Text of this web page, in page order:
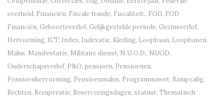
overheid, Financiën, Fiscale fraude, Fiscaliteit., FOD, FOD
Financiën, Geboorteverlof, Gelijkgestelde periode, Gezinsverlof,
Hervorming, ICT, Index, Indexatie, Kleding, Loopbaan, Loopbanen,
Malus, Manifestatie, Militaire dienst, N.U.O.D., NUOD,
Ouderschapsverlof, P&O, pensioen, Pensioenen,
Pensioenhervorming, Pensioenmalus, Programmawet, Rampzalig,
Rechten, Recuperatie, Reserveringsdagen, statuut, Thematisch